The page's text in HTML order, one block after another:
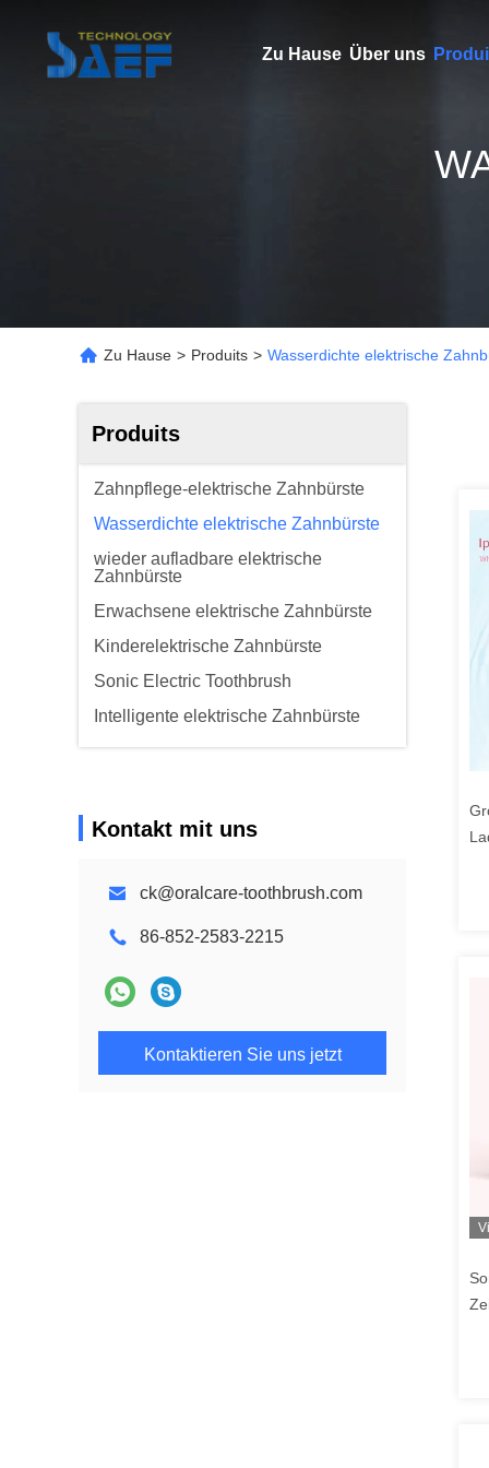
Zu Hause Über uns
Zu Hause > Produits > Wasserdichte elektrische
Produits
Zahnpflege-elektrische Zahnbürste
Wasserdichte elektrische Zahnbürste
wieder aufladbare elektrische
Zahnbürste
Erwachsene elektrische Zahnbürste
Kinderelektrische Zahnbürste
Sonic Electric Toothbrush
Intelligente elektrische Zahnbürste
Kontakt mit uns
ck@oralcare-toothbrush.com
86-852-2583-2215
Kontaktieren Sie uns jetzt